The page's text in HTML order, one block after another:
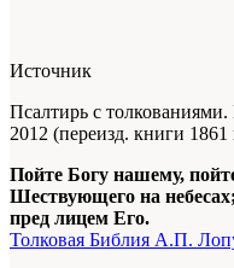
Источник
Псалтирь с
2012 (переизд. книги
Пойте Богу нашему,
Шествующего на
пред лицем Его.
Толковая Библия А.П.